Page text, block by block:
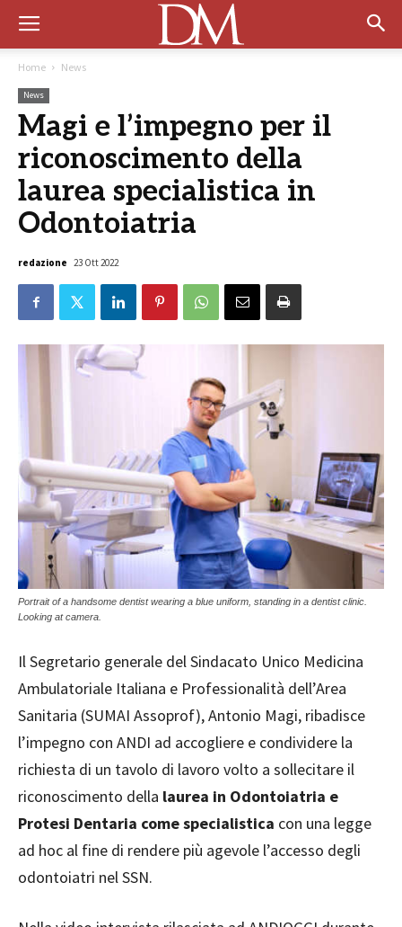
Home News
News
Magi e l’impegno per il
riconoscimento della
laurea specialistica in
Odontoiatria
redazione 23 Ott 2022
Portrait of a handsome dentist wearing a blue uniform, standing in a dentist clinic.
Looking at camera.
Il Segretario generale del Sindacato Unico Medicina
Ambulatoriale Italiana e Professionalità dell’Area
Sanitaria (SUMAI Assoprof), Antonio Magi, ribadisce
l’impegno con ANDI ad accogliere e condividere la
richiesta di un tavolo di lavoro volto a sollecitare il
riconoscimento della laurea in Odontoiatria e
Protesi Dentaria come specialistica con una legge
ad hoc al fine di rendere più agevole l’accesso degli
odontoiatri nel SSN.